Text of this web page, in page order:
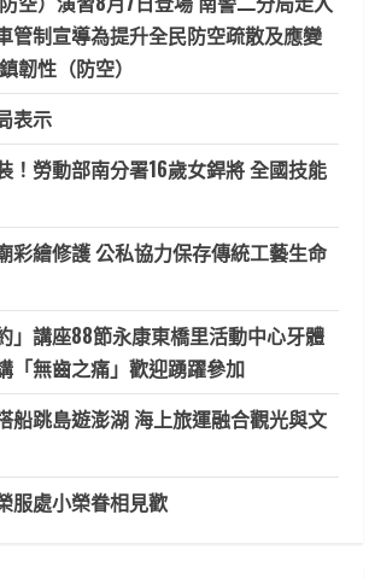
管制宣導為提升全民防空疏散及應變
韌性（防空）
表示
！勞動部南分署16歲女銲將 全國技能
彩繪修護 公私協力保存傳統工藝生命
」講座88節永康東橋里活動中心牙體
「無齒之痛」歡迎踴躍參加
船跳島遊澎湖 海上旅運融合觀光與文
服處小榮眷相見歡